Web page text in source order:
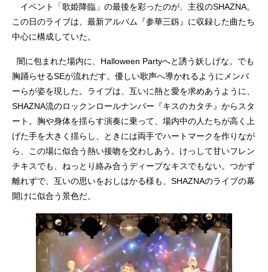
イベント「歌姫降臨」の最後を彩ったのが、主役のSHAZNA。
この日のライブは、最新アルバム『参華三釼』に収録した曲たち
中心に構成していた。
闇に包まれた場内に、Halloween Partyへと誘う妖しげな。でも
胸踊らせるSEが流れだす。優しい歌声へ導かれるようにメンバ
ーらが姿を現した。ライブは、互いに熱と愛を求めあうように、
SHAZNA流のロックンロールナンバー『キスのカタチ』からスタ
ート。胸や身体を揺らす演奏に乗って、場内中の人たちが高く上
げた手を大きく揺らし、ときには両手でハートマークを作りなが
ら、この場に似合う熱い接吻を交わしあう。けっして甘いフレン
チキスでも、ねっとり絡み合うディープなキスでもない。つかず
離れずで、互いの思いをおしはかる様も、SHAZNAのライブの幕
開けに似合う景色だ。